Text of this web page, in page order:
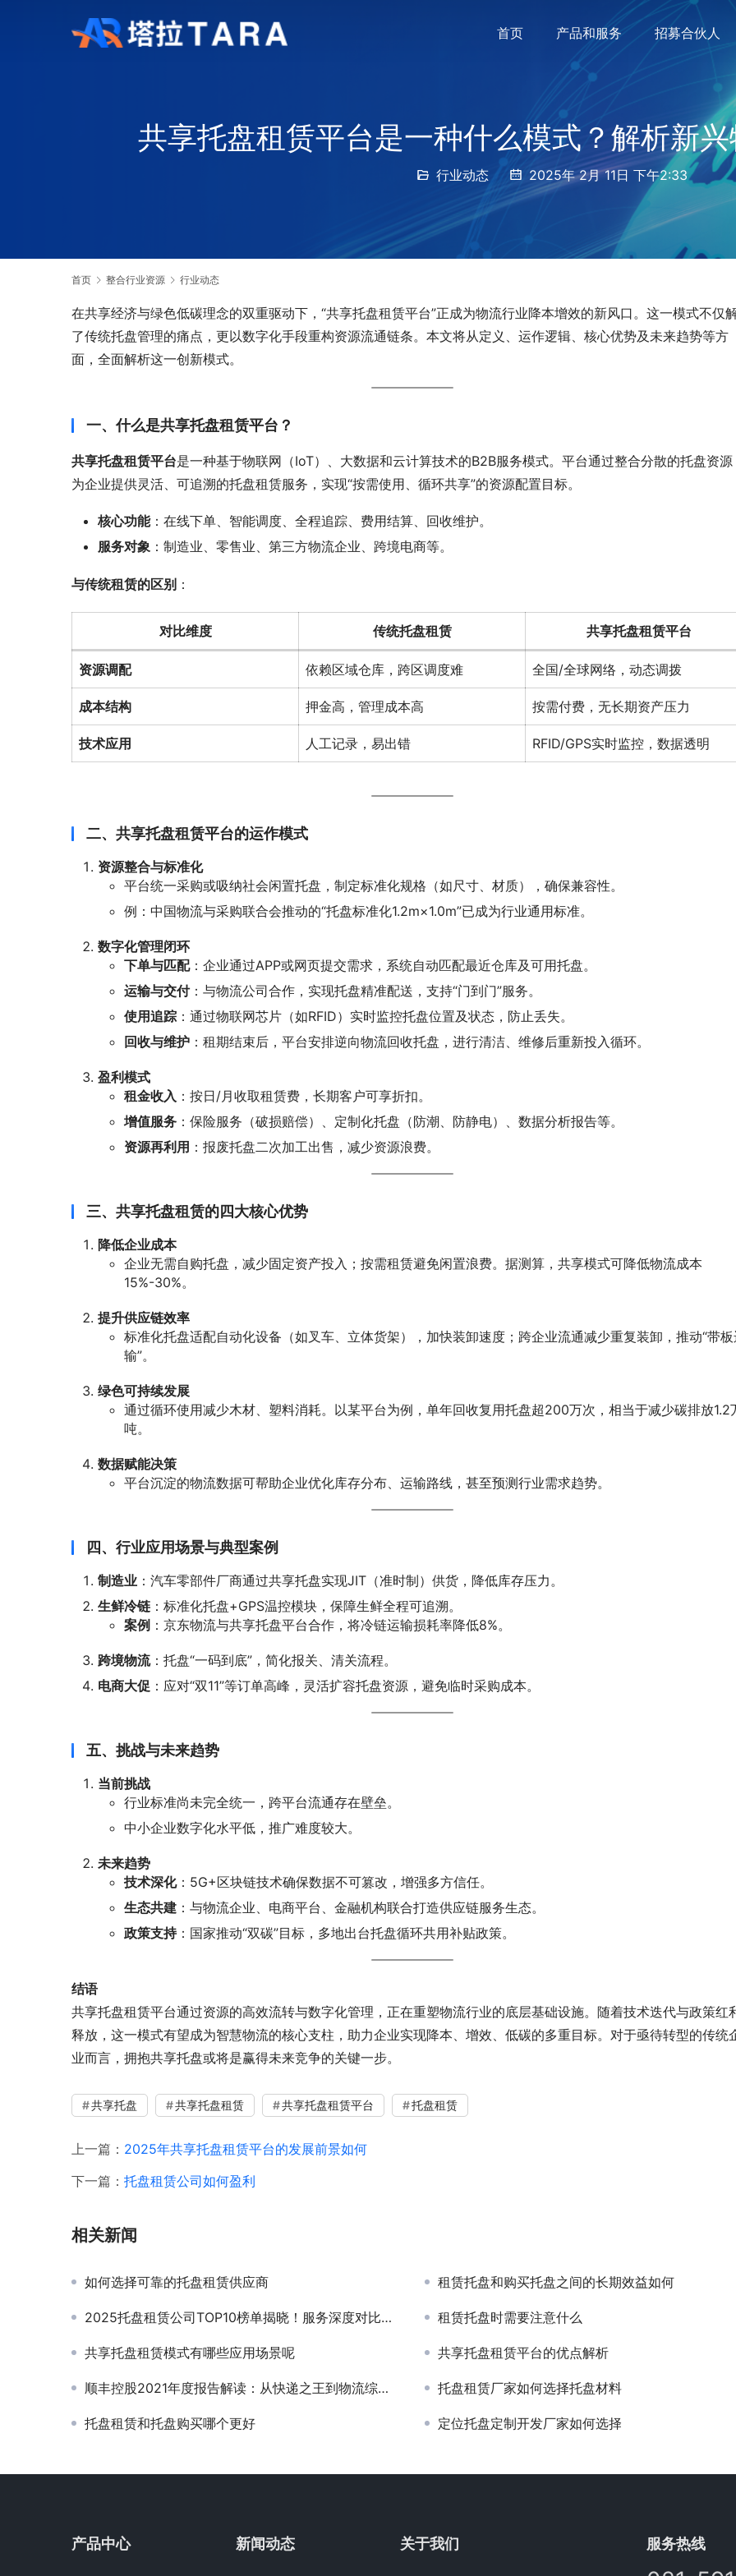
首页 产品和服务 招募合伙人
共享托盘租赁平台是一种什么模式？解析新
行业动态 2025年 2月 11日 下午2:33
首页 整合行业资源 行业动态
在共享经济与绿色低碳理念的双重驱动下，“共享托盘租赁平台”正成为物流行业降本增效的新风口。这一模式不仅
了传统托盘管理的痛点，更以数字化手段重构资源流通链条。本文将从定义、运作逻辑、核心优势及未来趋势等方
面，全面解析这一创新模式。
一、什么是共享托盘租赁平台？
共享托盘租赁平台是一种基于物联网（IoT）、大数据和云计算技术的B2B服务模式。平台通过整合分散的托盘资源
为企业提供灵活、可追溯的托盘租赁服务，实现“按需使用、循环共享”的资源配置目标。
核心功能：在线下单、智能调度、全程追踪、费用结算、回收维护。
服务对象 ：制造业、零售业、第三方物流企业、跨境电商等。
与传统租赁的区别 ：
对比维度 传统托盘租赁 共享托盘租赁平台
资源调配 依赖区域仓库，跨区调度难 全国/全球网络，动态调拨
成本结构 押金高，管理成本高 按需付费，无长期资产压力
技术应用 人工记录，易出错 RFID/GPS实时监控，数据透明
二、共享托盘租赁平台的运作模式
资源整合与标准化
平台统一采购或吸纳社会闲置托盘，制定标准化规格（如尺寸、材质），确保兼容性。
例：中国物流与采购联合会推动的“托盘标准化1.2m×1.0m”已成为行业通用标准。
数字化管理闭环
下单与匹配：企业通过APP或网页提交需求，系统自动匹配最近仓库及可用托盘。
运输与交付：与物流公司合作，实现托盘精准配送，支持“门到门”服务。
使用追踪 ：通过物联网芯片（如RFID）实时监控托盘位置及状态，防止丢失。
回收与维护 ：租期结束后，平台安排逆向物流回收托盘，进行清洁、维修后重新投入循环。
盈利模式
租金收入 ：按日/月收取租赁费，长期客户可享折扣。
增值服务 ：保险服务（破损赔偿）、定制化托盘（防潮、防静电）、数据分析报告等。
资源再利用 ：报废托盘二次加工出售，减少资源浪费。
三、共享托盘租赁的四大核心优势
降低企业成本
企业无需自购托盘，减少固定资产投入；按需租赁避免闲置浪费。据测算，共享模式可降低物流成本
15%-30%。
提升供应链效率
标准化托盘适配自动化设备（如叉车、立体货架），加快装卸速度；跨企业流通减少重复装卸，推动“带
输”。
绿色可持续发展
通过循环使用减少木材、塑料消耗。以某平台为例，单年回收复用托盘超200万次，相当于减少碳排放1.2
吨。
数据赋能决策
平台沉淀的物流数据可帮助企业优化库存分布、运输路线，甚至预测行业需求趋势。
四、行业应用场景与典型案例
制造业 ：汽车零部件厂商通过共享托盘实现JIT（准时制）供货，降低库存压力。
生鲜冷链 ：标准化托盘+GPS温控模块，保障生鲜全程可追溯。
案例 ：京东物流与共享托盘平台合作，将冷链运输损耗率降低8%。
跨境物流：托盘“一码到底”，简化报关、清关流程。
电商大促 ：应对“双11”等订单高峰，灵活扩容托盘资源，避免临时采购成本。
五、挑战与未来趋势
当前挑战
行业标准尚未完全统一，跨平台流通存在壁垒。
中小企业数字化水平低，推广难度较大。
未来趋势
技术深化：5G+区块链技术确保数据不可篡改，增强多方信任。
生态共建 ：与物流企业、电商平台、金融机构联合打造供应链服务生态。
政策支持：国家推动“双碳”目标，多地出台托盘循环共用补贴政策。
结语
共享托盘租赁平台通过资源的高效流转与数字化管理，正在重塑物流行业的底层基础设施。随着技术迭代与政策红
释放，这一模式有望成为智慧物流的核心支柱，助力企业实现降本、增效、低碳的多重目标。对于亟待转型的传统
业而言，拥抱共享托盘或将是赢得未来竞争的关键一步。
共享托盘 共享托盘租赁 共享托盘租赁平台 托盘租赁
上一篇： 2025年共享托盘租赁平台的发展前景如何
下一篇： 托盘租赁公司如何盈利
相关新闻
如何选择可靠的托盘租赁供应商 租赁托盘和购买托盘之间的长期效益如何
2025托盘租赁公司TOP10榜单揭晓！服务深度对比助您精准选型 租赁托盘时需要注意什么
共享托盘租赁模式有哪些应用场景呢 共享托盘租赁平台的优点解析
顺丰控股2021年度报告解读：从快递之王到物流综合服务商的华丽转身 托盘租赁厂家如何选择托盘材料
托盘租赁和托盘购买哪个更好 定位托盘定制开发厂家如何选择
产品中心 新闻动态 关于我们 服务热线